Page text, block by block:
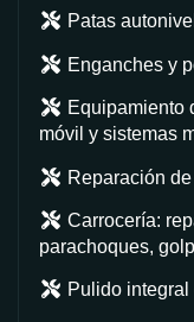
Patas
Enganches y
Equipamiento
móvil y sistemas
Reparación
Carrocería:
parachoques,
Pulido integral